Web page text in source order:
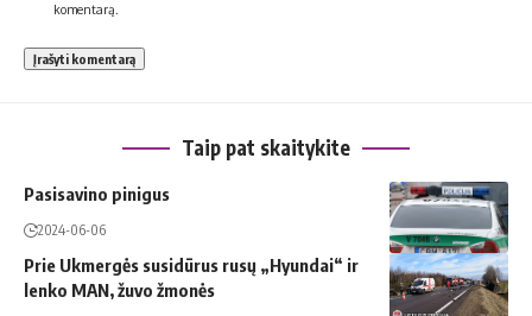
komentarą.
Taip pat skaitykite
Pasisavino pinigus
2024-06-06
Prie Ukmergės susidūrus rusų „Hyundai“ ir
lenko MAN, žuvo žmonės